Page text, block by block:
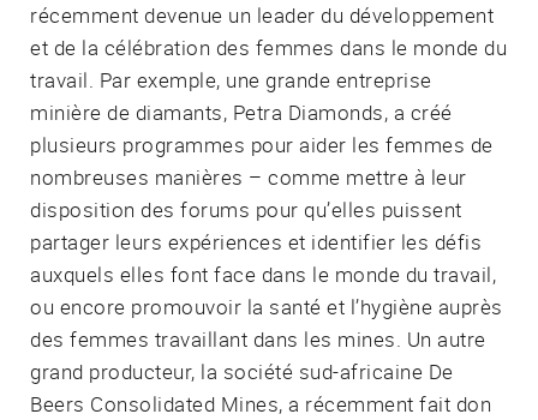
récemment devenue un leader du développement
et de la célébration des femmes dans le monde du
travail. Par exemple, une grande entreprise
minière de diamants, Petra Diamonds, a créé
plusieurs programmes pour aider les femmes de
nombreuses manières – comme mettre à leur
disposition des forums pour qu’elles puissent
partager leurs expériences et identifier les défis
auxquels elles font face dans le monde du travail,
ou encore promouvoir la santé et l’hygiène auprès
des femmes travaillant dans les mines. Un autre
grand producteur, la société sud-africaine De
Beers Consolidated Mines, a récemment fait don